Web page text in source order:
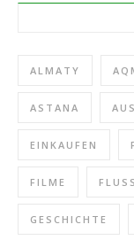
ALMATY
ASTANA
EINKAUFEN
FILME FLUSS
GESCHICHTE